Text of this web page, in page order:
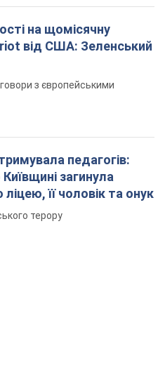
на щомісячну
від США: Зеленський
з європейськими
педагогів:
загинула
її чоловік та онук
терору